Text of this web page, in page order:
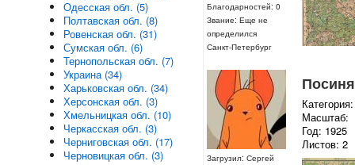
Благодарностей: 0
Звание: Еще не
определился
Санкт-Петербург
Загрузил: Сергей
Масштаб:
Год: 1925
Листов: 2
Одесская обл. (5)
Полтавская обл. (8)
Ровенская обл. (31)
Сумская обл. (6)
Тернопольская обл. (7)
Украина (34)
Харьковская обл. (34)
Херсонская обл. (3)
Хмельницкая обл. (10)
Черкасская обл. (3)
Черниговская обл. (17)
Черновицкая обл. (3)